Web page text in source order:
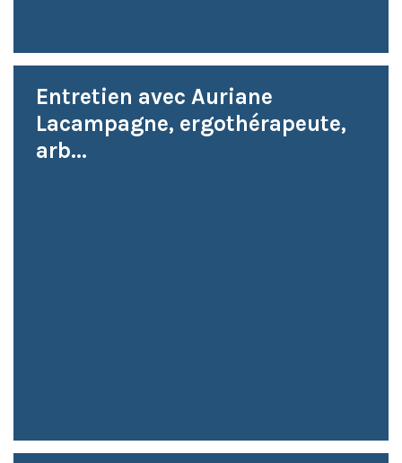
Entretien avec Auriane
Lacampagne, ergothérapeute,
arb...